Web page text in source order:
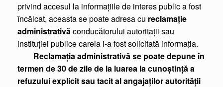
privind accesul la informaţiile de interes public a fost
încălcat, aceasta se poate adresa cu reclamaţie
administrativăconducătorului autoritaţii sau
instituţiei publice careia i-a fost solicitată informaţia.
Reclamaţia administrativă se poate depune în
termen de 30 de zile de la luarea la cunoştinţă a
refuzului explicit sau tacit al angajaţilor autorităţii